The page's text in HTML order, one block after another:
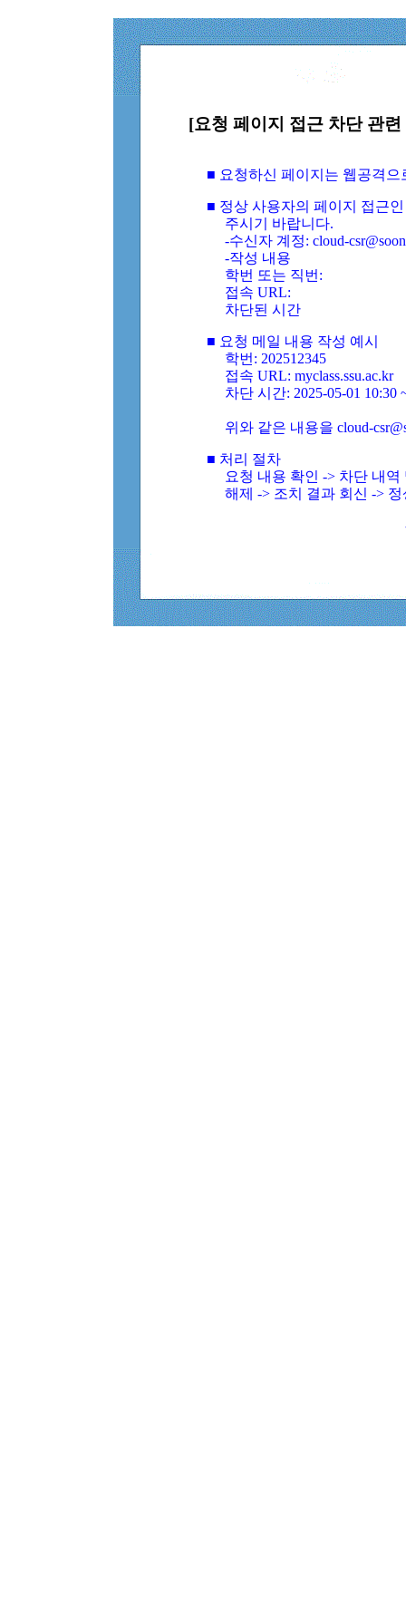
[요청 페이지 접근 차단 관
■ 요청하신 페이지는 웹공격
■ 정상 사용자의 페이지 접근
주시기 바랍니다.
-수신자 계정: cloud-
-작성 내용
학번 또는 직번:
접속 URL:
차단된 시간
■ 요청 메일 내용 작성 예시
학번: 202512345
접속 URL: myclass.ssu.ac.kr
차단 시간: 2025-05-01 10:30
위와 같은 내용을 cloud-
■ 처리 절차
요청 내용 확인 -> 차단 내
해제 -> 조치 결과 회신 ->